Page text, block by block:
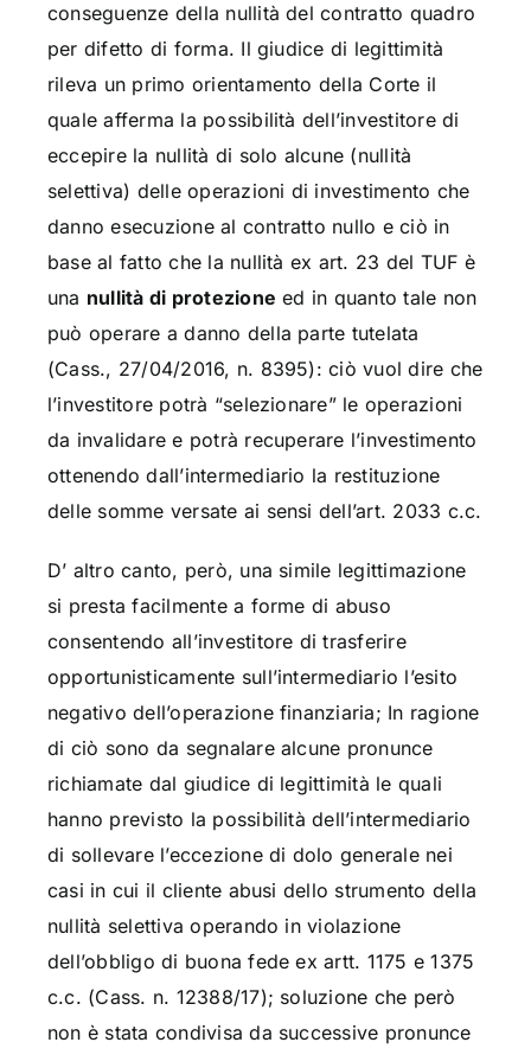
conseguenze della nullità del contratto quadro
per difetto di forma. Il giudice di legittimità
rileva un primo orientamento della Corte il
quale afferma la possibilità dell’investitore di
eccepire la nullità di solo alcune (nullità
selettiva) delle operazioni di investimento che
danno esecuzione al contratto nullo e ciò in
base al fatto che la nullità ex art. 23 del TUF è
una nullità di protezione ed in quanto tale non
può operare a danno della parte tutelata
(Cass., 27/04/2016, n. 8395): ciò vuol dire che
l’investitore potrà “selezionare” le operazioni
da invalidare e potrà recuperare l’investimento
ottenendo dall’intermediario la restituzione
delle somme versate ai sensi dell’art. 2033 c.c.
D’ altro canto, però, una simile legittimazione
si presta facilmente a forme di abuso
consentendo all’investitore di trasferire
opportunisticamente sull’intermediario l’esito
negativo dell’operazione finanziaria; In ragione
di ciò sono da segnalare alcune pronunce
richiamate dal giudice di legittimità le quali
hanno previsto la possibilità dell’intermediario
di sollevare l’eccezione di dolo generale nei
casi in cui il cliente abusi dello strumento della
nullità selettiva operando in violazione
dell’obbligo di buona fede ex artt. 1175 e 1375
c.c. (Cass. n. 12388/17); soluzione che però
non è stata condivisa da successive pronunce